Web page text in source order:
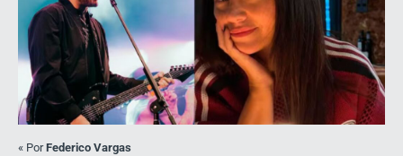
« PorFederico Vargas